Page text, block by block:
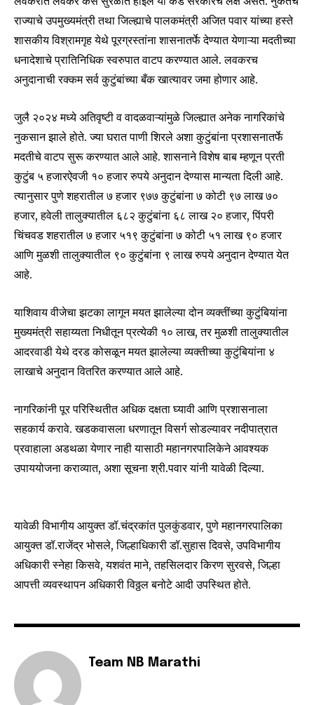
Join our community of
conversation.
To subscribe, simply enter your email address on our website
or click the subscribe button below. Don't worry, we respect
your privacy and won't spam your inbox. Your information is
SUBSCRIBE
6,300
Fans
32,111
राज्याचे उपमुख्यमंत्री तथा जिल्ह्याचे पालकमंत्री अजित पवार यांच्या हस्ते
शासकीय विश्रामगृह येथे पूरग्रस्तांना शासनातर्फे देण्यात येणाऱ्या मदतीच्या
धनादेशाचे प्रातिनिधिक स्वरुपात वाटप करण्यात आले. लवकरच
अनुदानाची रक्कम सर्व कुटुंबांच्या बँक खात्यावर जमा होणार आहे.
जुलै २०२४ मध्ये अतिवृष्टी व वादळवाऱ्यांमुळे जिल्ह्यात अनेक नागरिकांचे
नुकसान झाले होते. ज्या घरात पाणी शिरले अशा कुटुंबांना प्रशासनातर्फे
मदतीचे वाटप सुरू करण्यात आले आहे. शासनाने विशेष बाब म्हणून प्रती
कुटुंब ५ हजारऐवजी १० हजार रुपये अनुदान देण्यास मान्यता दिली आहे.
त्यानुसार पुणे शहरातील ७ हजार ९७७ कुटुंबांना ७ कोटी ९७ लाख ७०
हजार, हवेली तालुक्यातील ६८२ कुटुंबांना ६८ लाख २० हजार, पिंपरी
चिंचवड शहरातील ७ हजार ५१९ कुटुंबांना ७ कोटी ५१ लाख ९० हजार
आणि मुळशी तालुक्यातील ९० कुटुंबांना ९ लाख रुपये अनुदान देण्यात येत
आहे.
याशिवाय वीजेचा झटका लागून मयत झालेल्या दोन व्यक्तींच्या कुटुंबियांना
मुख्यमंत्री सहाय्यता निधीतून प्रत्येकी १० लाख, तर मुळशी तालुक्यातील
आदरवाडी येथे दरड कोसळून मयत झालेल्या व्यक्तीच्या कुटुंबियांना ४
लाखाचे अनुदान वितरित करण्यात आले आहे.
नागरिकांनी पूर परिस्थितीत अधिक दक्षता घ्यावी आणि प्रशासनाला
सहकार्य करावे. खडकवासला धरणातून विसर्ग सोडल्यावर नदीपात्रात
प्रवाहाला अडथळा येणार नाही यासाठी महानगरपालिकेने आवश्यक
उपाययोजना कराव्यात, अशा सूचना श्री.पवार यांनी यावेळी दिल्या.
यावेळी विभागीय आयुक्त डॉ.चंद्रकांत पुलकुंडवार, पुणे महानगरपालिका
आयुक्त डॉ.राजेंद्र भोसले, जिल्हाधिकारी डॉ.सुहास दिवसे, उपविभागीय
अधिकारी स्नेहा किसवे, यशवंत माने, तहसिलदार किरण सुरवसे, जिल्हा
आपत्ती व्यवस्थापन अधिकारी विठ्ठल बनोटे आदी उपस्थित होते.
Team NB Marathi